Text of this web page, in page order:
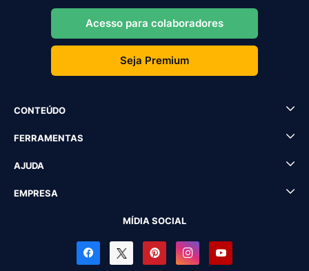
Acesso para colaboradores
Seja Premium
CONTEÚDO
FERRAMENTAS
AJUDA
EMPRESA
MÍDIA SOCIAL